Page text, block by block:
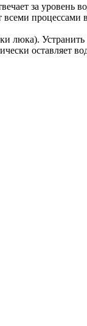
за уровень
всеми
люка).
оставляет